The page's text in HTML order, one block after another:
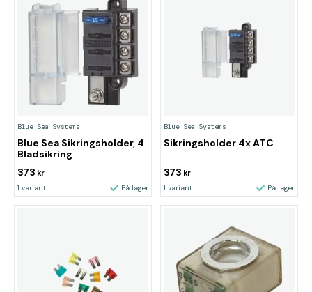
Blue Sea Systems
Blue Sea Sikringsholder, 4
Bladsikring
373 kr
1 variant På lager
Blue Sea Systems
Sikringsholder 4x ATC
373 kr
1 variant På lager